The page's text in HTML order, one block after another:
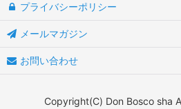
プライバシーポリシー
メールマガジン
お問い合わせ
Copyright(C) Don Bosco sha